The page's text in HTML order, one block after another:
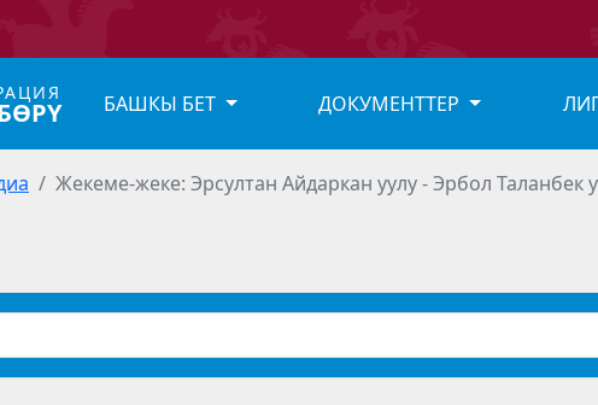
БАШКЫ БЕТ ДОКУМЕНТТЕР
Жекеме-жеке: Эрсултан Айдаркан уулу - Эрбол Таланбек